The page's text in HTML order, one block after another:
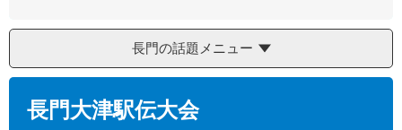
長門の話題メニュー
長門大津駅伝大会